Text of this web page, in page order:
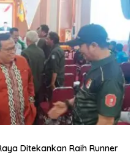
Ditekankan Raih Runner